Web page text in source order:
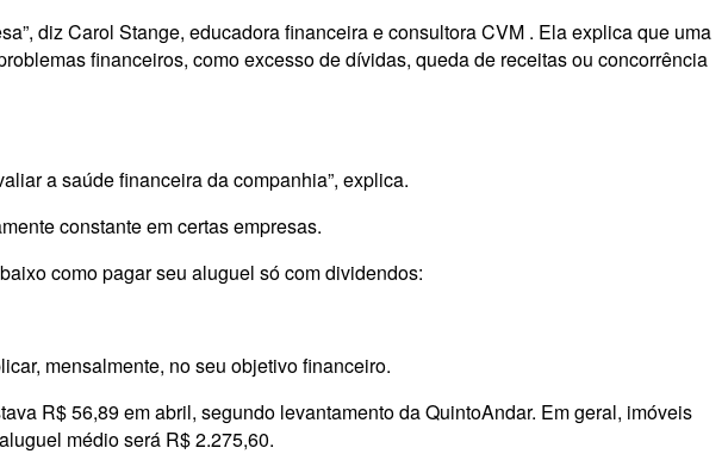
diz Carol Stange, educadora financeira e consultoraCVM . Ela explica que uma
financeiros, como excesso de dívidas, queda de receitas ou concorrência
a saúde financeira da companhia”, explica.
constante em certas empresas.
como pagar seu aluguel só com dividendos:
mensalmente, no seu objetivo financeiro.
R$ 56,89 em abril, segundo levantamento da QuintoAndar. Em geral, imóveis
médio será R$ 2.275,60.